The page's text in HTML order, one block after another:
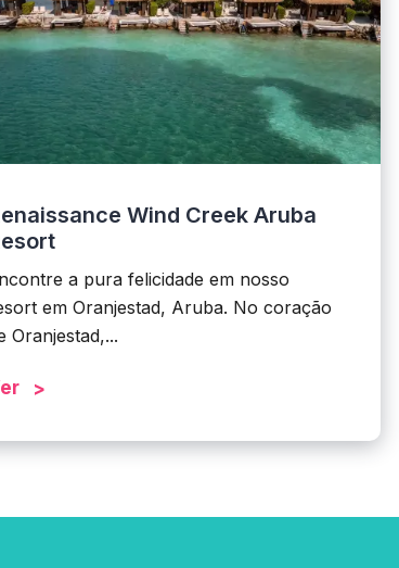
Wind Creek Aruba
a pura felicidade em nosso
em Oranjestad, Aruba. No coração
Oranjestad,...